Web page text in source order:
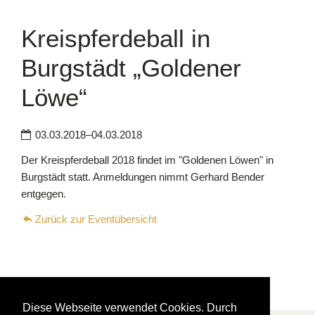
Diese Webseite verwendet Cookies. Durch
Downloads
Kontakt
Kreispferdeball in
Burgstädt „Goldener
Löwe“
03.03.2018–04.03.2018
Der Kreispferdeball 2018 findet im "Goldenen Löwen" in
Burgstädt statt. Anmeldungen nimmt Gerhard Bender
entgegen.
Zurück zur Eventübersicht